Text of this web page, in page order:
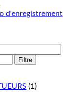
d'enregistrement
Filtre
(1)